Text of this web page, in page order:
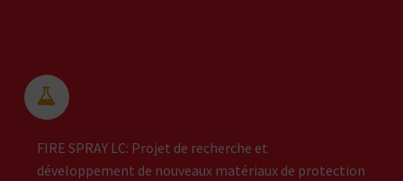


FIRE SPRAY LC: Projet de recherche et
développement de nouveaux matériaux de protection